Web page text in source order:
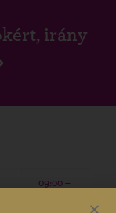
irány
09:00 –